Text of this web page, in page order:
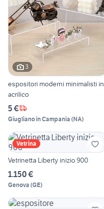
3
espositori moderni minimalisti in
acrilico
5 €
Giugliano in Campania (NA)
Vetrina
Vetrinetta Liberty inizio 900
1.150 €
Genova (GE)